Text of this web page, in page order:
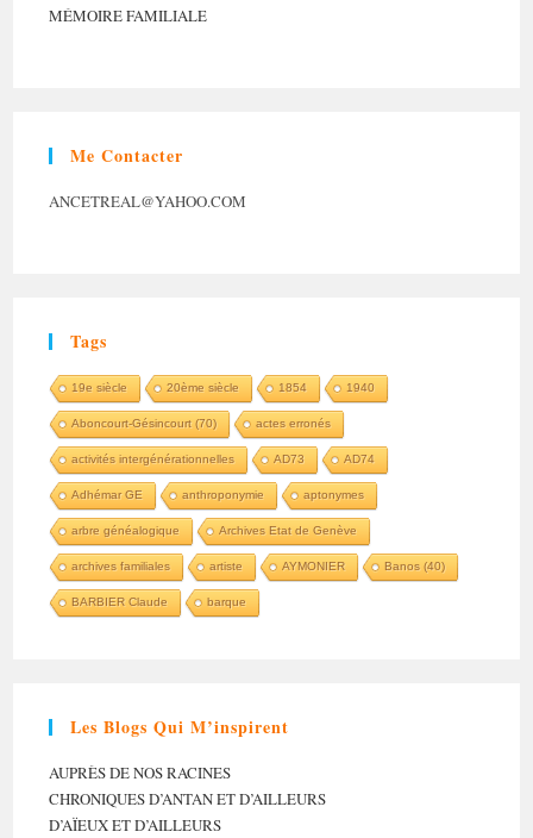
MÉMOIRE FAMILIALE
Me Contacter
ANCETREAL@YAHOO.COM
Tags
19e siècle 20ème siècle 1854 1940
Aboncourt-Gésincourt (70) actes erronés
activités intergénérationnelles AD73 AD74
Adhémar GE anthroponymie aptonymes
arbre généalogique Archives Etat de Genève
archives familiales artiste AYMONIER Banos (40)
BARBIER Claude barque
Les Blogs Qui M’inspirent
AUPRÈS DE NOS RACINES
CHRONIQUES D’ANTAN ET D’AILLEURS
D’AÏEUX ET D’AILLEURS